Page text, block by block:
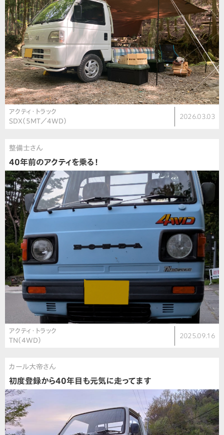
アクティ・トラック
SDX（5MT／4WD）
2026.03.03
整備士さん
40年前のアクティを乗る！
アクティ・トラック
TN（4WD）
2025.09.16
カール大帝さん
初度登録から40年目も元気に走ってます